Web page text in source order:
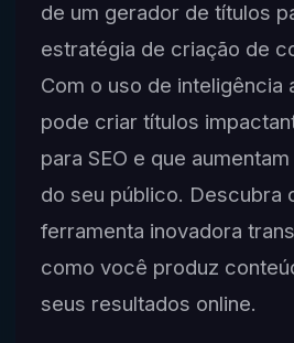
de um gerador de títulos
estratégia de criação de
Com o uso de inteligência
pode criar títulos
para SEO e que
do seu público. Descubra
ferramenta inovadora
como você produz
seus resultados online.